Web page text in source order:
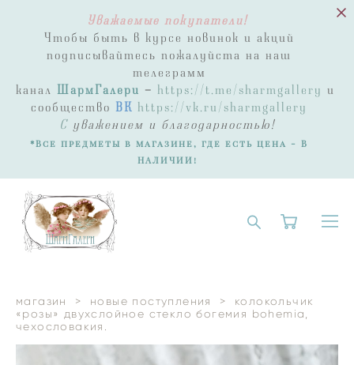
Уважаемые покупатели!
Чтобы быть в курсе новинок и акций
подписывайтесь пожалуйста на наш
телеграмм
канал ШармГалери - https://t.me/sharmgallery и
сообщество ВК https://vk.ru/sharmgallery
Суважением и благодарностью!
*Все предметы в магазине, где есть цена - В
НАЛИЧИИ!
магазин > новые поступления >
колокольчик
«розы» двухслойное стекло богемия bohemia,
чехословакия.